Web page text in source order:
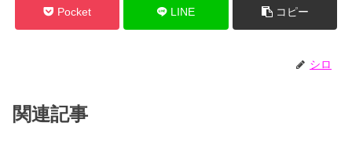
Pocket LINE コピー
シロ
関連記事